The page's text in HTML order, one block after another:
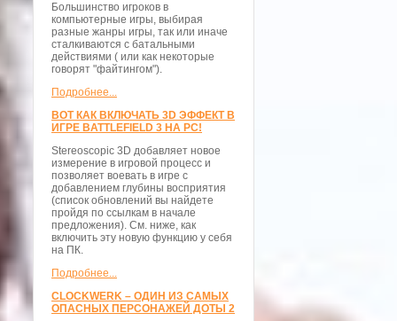
Большинство игроков в
компьютерные игры, выбирая
разные жанры игры, так или иначе
сталкиваются с батальными
действиями ( или как некоторые
говорят "файтингом").
Подробнее...
ВОТ КАК ВКЛЮЧАТЬ 3D ЭФФЕКТ В
ИГРЕ BATTLEFIELD 3 НА PC!
Stereoscopic 3D добавляет новое
измерение в игровой процесс и
позволяет воевать в игре с
добавлением глубины восприятия
(список обновлений вы найдете
пройдя по ссылкам в начале
предложения). См. ниже, как
включить эту новую функцию у себя
на ПК.
Подробнее...
CLOCKWERK – ОДИН ИЗ САМЫХ
ОПАСНЫХ ПЕРСОНАЖЕЙ ДОТЫ 2